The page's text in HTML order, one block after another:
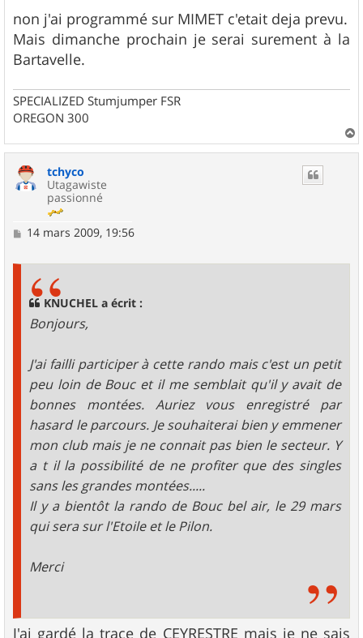
s
s
a
g
e
non j'ai programmé sur MIMET c'etait deja prevu.
Mais dimanche prochain je serai surement à la
Bartavelle.
SPECIALIZED Stumjumper FSR
OREGON 300
a
tchyco
Utagawiste
passionné
M14 mars 2009, 19:56
KNUCHEL a écrit :
Bonjours,
J'ai failli participer à cette rando mais c'est un petit
peu loin de Bouc et il me semblait qu'il y avait de
bonnes montées. Auriez vous enregistré par
hasard le parcours. Je souhaiterai bien y emmener
mon club mais je ne connait pas bien le secteur. Y
a t il la possibilité de ne profiter que des singles
sans les grandes montées.....
Il y a bientôt la rando de Bouc bel air, le 29 mars
qui sera sur l'Etoile et le Pilon.
Merci
J'ai gardé la trace de CEYRESTRE mais je ne sais